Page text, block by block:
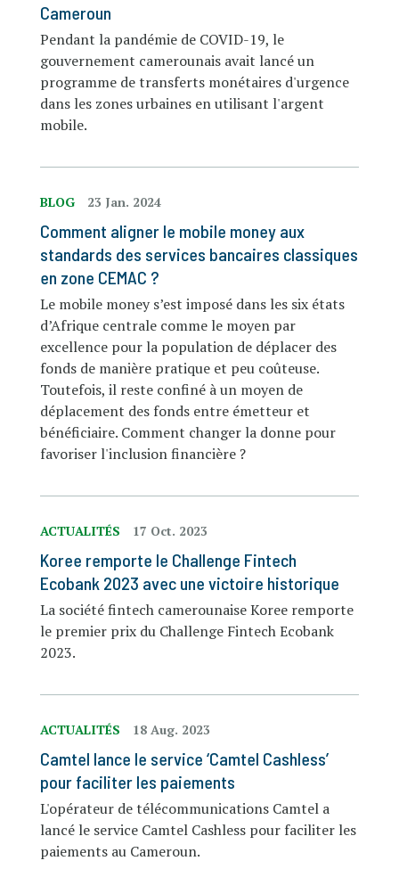
Cameroun
Pendant la pandémie de COVID-19, le
gouvernement camerounais avait lancé un
programme de transferts monétaires d'urgence
dans les zones urbaines en utilisant l'argent
mobile.
BLOG 23 Jan. 2024
Comment aligner le mobile money aux
standards des services bancaires classiques
en zone CEMAC ?
Le mobile money s’est imposé dans les six états
d’Afrique centrale comme le moyen par
excellence pour la population de déplacer des
fonds de manière pratique et peu coûteuse.
Toutefois, il reste confiné à un moyen de
déplacement des fonds entre émetteur et
bénéficiaire. Comment changer la donne pour
favoriser l'inclusion financière ?
ACTUALITÉS 17 Oct. 2023
Koree remporte le Challenge Fintech
Ecobank 2023 avec une victoire historique
La société fintech camerounaise Koree remporte
le premier prix du Challenge Fintech Ecobank
2023.
ACTUALITÉS 18 Aug. 2023
Camtel lance le service ‘Camtel Cashless’
pour faciliter les paiements
L'opérateur de télécommunications Camtel a
lancé le service Camtel Cashless pour faciliter les
paiements au Cameroun.